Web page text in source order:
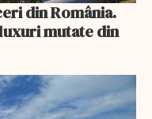
din România.
mutate din